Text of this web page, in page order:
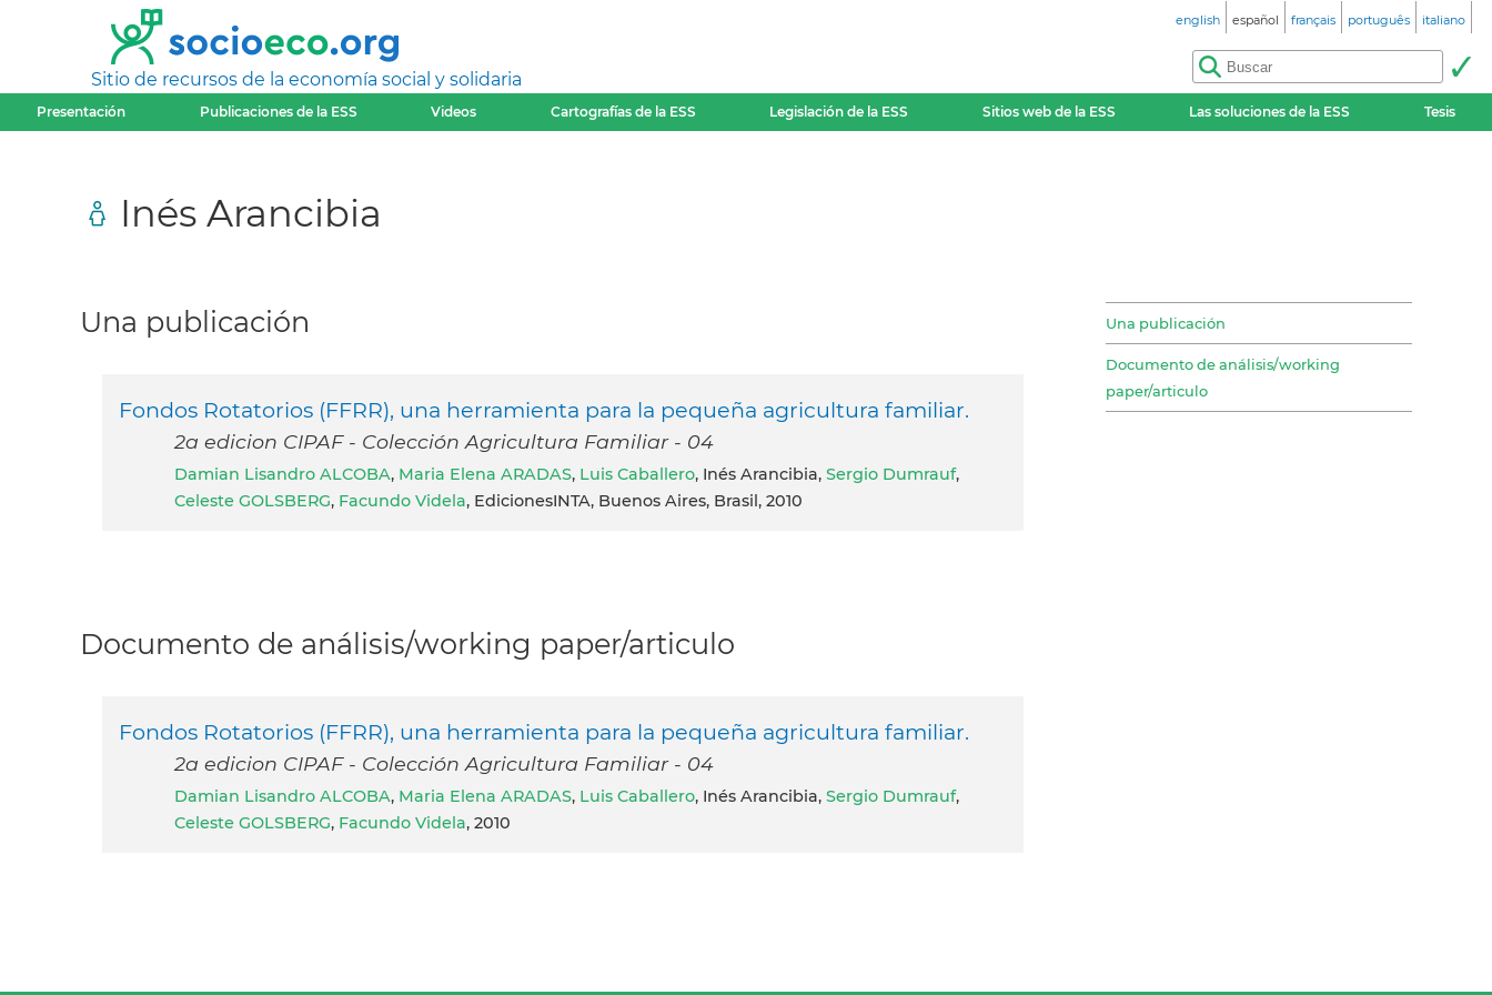
Sitio de recursos de la economía social y solidaria
english español français português italiano
Presentación Publicaciones de la ESS Videos Cartografías de la ESS Legislación de la ESS Sitios web de la ESS Las soluciones de la ESS Tesis
Inés Arancibia
Una publicación
Documento de análisis/working
paper/articulo
Una publicación
Fondos Rotatorios (FFRR), una herramienta para la pequeña agricultura familiar.
2a edicion CIPAF - Colección Agricultura Familiar - 04
Damian Lisandro ALCOBA, Maria Elena ARADAS, Luis Caballero, Inés Arancibia, Sergio Dumrauf,
Celeste GOLSBERG, Facundo Videla, EdicionesINTA, Buenos Aires, Brasil, 2010
Documento de análisis/working paper/articulo
Fondos Rotatorios (FFRR), una herramienta para la pequeña agricultura familiar.
2a edicion CIPAF - Colección Agricultura Familiar - 04
Damian Lisandro ALCOBA, Maria Elena ARADAS, Luis Caballero, Inés Arancibia, Sergio Dumrauf,
Celeste GOLSBERG, Facundo Videla, 2010